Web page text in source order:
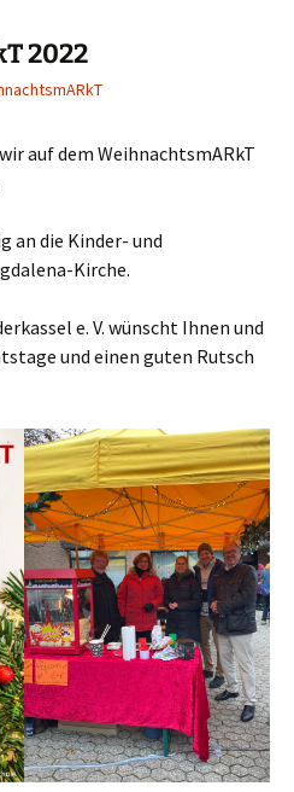
2022
auf dem WeihnachtsmARkT
an die Kinder- und
Kirche.
e. V. wünscht Ihnen und
und einen guten Rutsch